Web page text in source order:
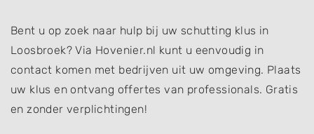
Bent u op zoek naar hulp bij uw schutting klus in
Loosbroek? Via Hovenier.nl kunt u eenvoudig in
contact komen met bedrijven uit uw omgeving. Plaats
uw klus en ontvang offertes van professionals. Gratis
en zonder verplichtingen!